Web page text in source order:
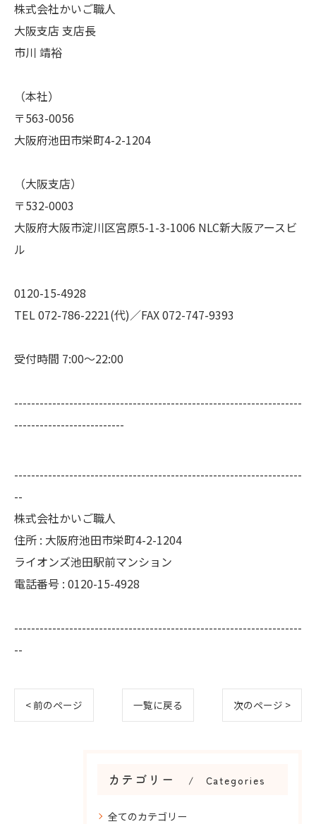
株式会社かいご職人
大阪支店 支店長
市川 靖裕
（本社）
〒563-0056
大阪府池田市栄町4-2-1204
（大阪支店）
〒532-0003
大阪府大阪市淀川区宮原5-1-3-1006 NLC新大阪アースビ
ル
0120-15-4928
TEL 072-786-2221(代)／FAX 072-747-9393
受付時間 7:00～22:00
--------------------------------------------------------------------
--------------------------
--------------------------------------------------------------------
--
株式会社かいご職人
住所 : 大阪府池田市栄町4-2-1204
ライオンズ池田駅前マンション
電話番号 : 0120-15-4928
--------------------------------------------------------------------
--
< 前のページ 一覧に戻る 次のページ >
カテゴリー Categories
全てのカテゴリー